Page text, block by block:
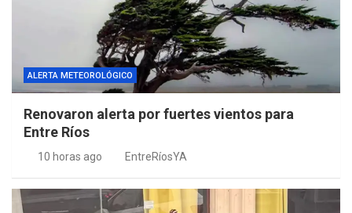
ALERTA METEOROLÓGICO
Renovaron alerta por fuertes vientos para
Entre Ríos
10 horas ago EntreRíosYA